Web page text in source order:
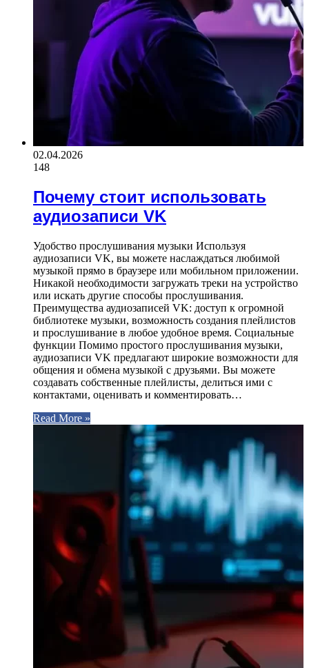
02.04.2026
148
Почему стоит использовать
аудиозаписи VK
Удобство прослушивания музыки Используя
аудиозаписи VK, вы можете наслаждаться любимой
музыкой прямо в браузере или мобильном приложении.
Никакой необходимости загружать треки на устройство
или искать другие способы прослушивания.
Преимущества аудиозаписей VK: доступ к огромной
библиотеке музыки, возможность создания плейлистов
и прослушивание в любое удобное время. Социальные
функции Помимо простого прослушивания музыки,
аудиозаписи VK предлагают широкие возможности для
общения и обмена музыкой с друзьями. Вы можете
создавать собственные плейлисты, делиться ими с
контактами, оценивать и комментировать…
Read More »